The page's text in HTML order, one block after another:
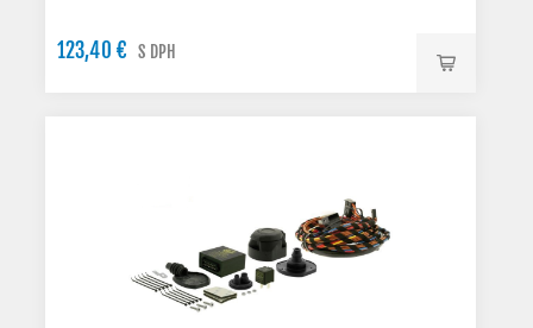
123,40 € S DPH